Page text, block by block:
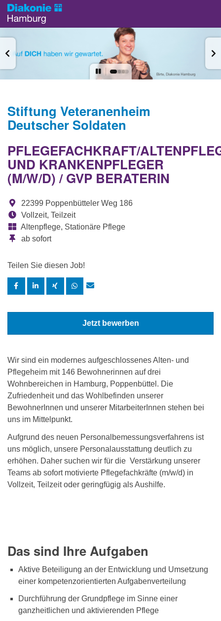
Stiftung Veteranenheim
Deutscher Soldaten
PFLEGEFACHKRAFT/
UND KRANKENPFLEGER
(M/W/D) / GVP BERATERIN
22399 Poppenbütteler Weg 186
Vollzeit, Teilzeit
Altenpflege, Stationäre Pflege
ab sofort
Teilen Sie diesen Job!
Jetzt bewerben
Wir sind ein modernes aufgeschlossenes Alten- und
Pflegeheim mit 146 Bewohnerinnen auf drei
Wohnbereichen in Hamburg, Poppenbüttel. Die
Zufriedenheit und das Wohlbefinden unserer
BewohnerInnen und unserer MitarbeiterInnen stehen bei
uns im Mittelpunkt.
Aufgrund des neuen Personalbemessungsverfahrens ist
uns möglich, unsere Personalausstattung deutlich zu
erhöhen. Daher suchen wir für die Verstärkung unserer
Teams ab sofort motivierte Pflegefachkräfte (m/w/d) in
Vollzeit, Teilzeit oder geringfügig als Aushilfe.
Das sind Ihre Aufgaben
Aktive Beteiligung an der Entwicklung und Umsetzung
einer kompetenzorientierten Aufgabenverteilung
Durchführung der Grundpflege im Sinne einer
ganzheitlichen und aktivierenden Pflege